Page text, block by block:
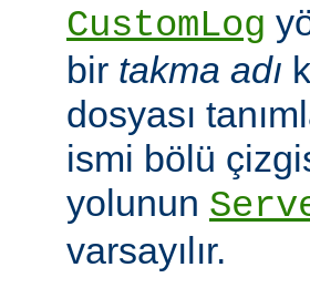
CustomLog
bir takma adı
dosyası
ismi bölü
yolunun
varsayılır.